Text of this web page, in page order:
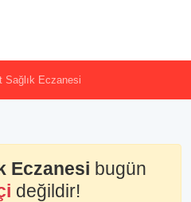
Sağlık Eczanesi
Eczanesi bugün
değildir!